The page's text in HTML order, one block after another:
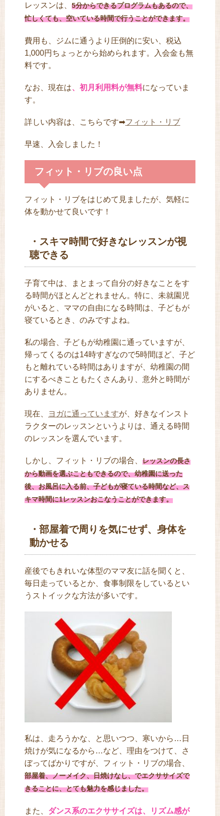
レッスンは、 5分からできるプログラムもあるので、
忙しくても、空いている時間で行うことができます。
費用も、ジムに通うより圧倒的に安い、税込
1,000円ちょっとから始められます。入会金も無
料です。
なお、現在は、 初月利用料が無料になっていま
す。
詳しい内容は、こちらです➡フィット・リブ
早速、入会しました！
フィット・リブの良い点
フィット・リブをはじめて見ましたが、気軽に
体を動かせて良いです！
・スキマ時間で好きなレッスンが視
聴できる
子育て中は、まとまって自分の好きなことをす
る時間がほとんどとれません。特に、未就園児
がいると、ママの自由になる時間は、子どもが
寝ているとき、のみですよね。
私の場合、子どもが幼稚園に通っていますが、
帰ってくるのは14時すぎなので5時間ほど、子ど
もと離れている時間はありますが、幼稚園の間
にするべきこともたくさんあり、意外と時間が
ありません。
現在、 ヨガに通っていますが、好きなインスト
ラクターのレッスンというよりは、通える時間
のレッスンを選んでいます。
しかし、フィット・リブの場合、 レッスンの長さ
から動画を選ぶこともできるので、幼稚園に送った
後、お風呂に入る前、子どもが寝ている時間など、ス
キマ時間に1レッスンおこなうことができます。
・部屋着で周りを気にせず、身体を
動かせる
産後でもきれいな体型のママ友に話を聞くと、
毎日走っているとか、食事制限をしているとい
うストイックな方法が多いです。
私は、走ろうかな、と思いつつ、寒いから…日
焼けが気になるから…など、理由をつけて、さ
ぼってばかりですが、フィット・リブの場合、
部屋着、ノーメイク、日焼けなし、でエクササイズで
きることに、とても魅力を感じました。
また、 ダンス系のエクササイズは、リズム感が